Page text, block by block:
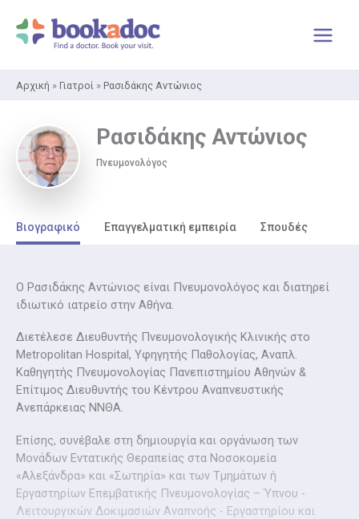
στο
περιεχόμενο
Αρχική » Γιατροί » Ρασιδάκης Αντώνιος
Ρασιδάκης Αντώνιος
Πνευμονολόγος
Βιογραφικό Επαγγελματική εμπειρία Σπουδές
Ο Ρασιδάκης Αντώνιος είναι Πνευμονολόγος και διατηρεί
ιδιωτικό ιατρείο στην Αθήνα.
Διετέλεσε Διευθυντής Πνευμονολογικής Κλινικής στο
Metropolitan Hospital, Υφηγητής Παθολογίας, Aναπλ.
Καθηγητής Πνευμονολογίας Πανεπιστημίου Αθηνών &
Επίτιμος Διευθυντής του Κέντρου Αναπνευστικής
Ανεπάρκειας ΝΝΘΑ.
Επίσης, συνέβαλε στη δημιουργία και οργάνωση των
Μονάδων Εντατικής Θεραπείας στα Νοσοκομεία
«Αλεξάνδρα» και «Σωτηρία» και των Τμημάτων ή
Εργαστηρίων Επεμβατικής Πνευμονολογίας – Ύπνου -
Λειτουργικών Δοκιμασιών Αναπνοής - Εργαστηρίου και